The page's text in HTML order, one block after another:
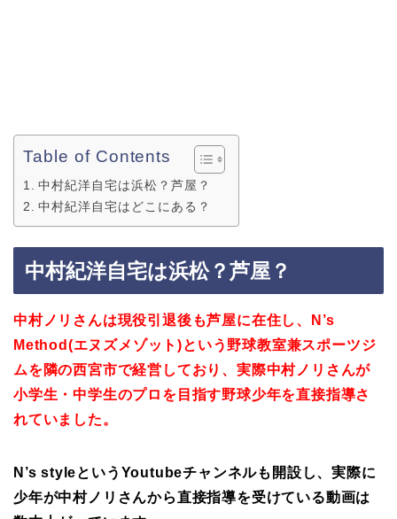
Table of Contents
中村紀洋自宅は浜松？芦屋？
中村紀洋自宅はどこにある？
中村紀洋自宅は浜松？芦屋？
中村ノリさんは現役引退後も芦屋に在住し、
N’s
Method(エヌズメゾット)という 野球教室兼スポーツジ
ムを隣の西宮市で経営しており、 実際中村ノリさんが
小学生・中学生のプロを目指す野球少年を直接指導さ
れていました。
N’s styleというYoutubeチャンネルも開設し、実際に
少年が中村ノリさんから直接指導を受けている動画は